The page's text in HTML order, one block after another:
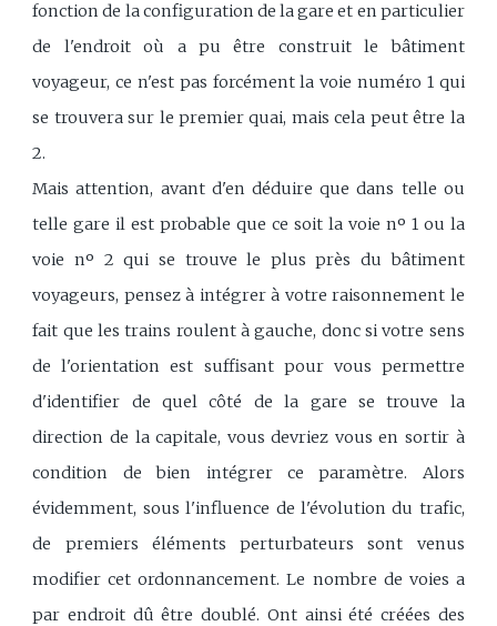
fonction de la configuration de la gare et en particulier
de l'endroit où a pu être construit le bâtiment
voyageur, ce n'est pas forcément la voie numéro 1 qui
se trouvera sur le premier quai, mais cela peut être la
2.
Mais attention, avant d'en déduire que dans telle ou
telle gare il est probable que ce soit la voie nᵒ 1 ou la
voie nᵒ 2 qui se trouve le plus près du bâtiment
voyageurs, pensez à intégrer à votre raisonnement le
fait que les trains roulent à gauche, donc si votre sens
de l'orientation est suffisant pour vous permettre
d'identifier de quel côté de la gare se trouve la
direction de la capitale, vous devriez vous en sortir à
condition de bien intégrer ce paramètre. Alors
évidemment, sous l'influence de l'évolution du trafic,
de premiers éléments perturbateurs sont venus
modifier cet ordonnancement. Le nombre de voies a
par endroit dû être doublé. Ont ainsi été créées des